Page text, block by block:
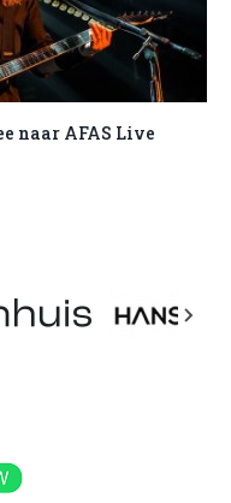
naar AFAS Live